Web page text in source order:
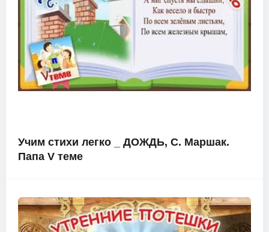
Учим стихи легко _ ДОЖДЬ, С. Маршак.
Папа V теме